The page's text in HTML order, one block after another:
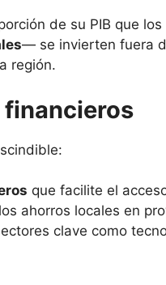
de su PIB que
— se invierten fuera
región.
financieros
que facilite el
ahorros locales en
clave como